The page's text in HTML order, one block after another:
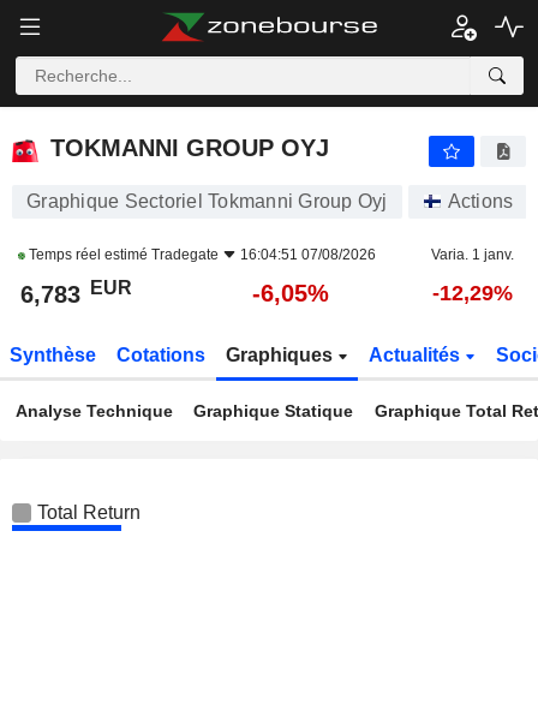
TOKMANNI GROUP OYJ
TOKMANNI GROUP OYJ
Graphique Sectoriel Tokmanni Group Oyj Actions
Temps réel estimé Tradegate 16:04:51 07/08/2026 Varia. 1 janv.
6,783 EUR -6,05% -12,29%
Synthèse Cotations Graphiques Actualités
Analyse Technique Graphique Statique Graphique Total
Total Return